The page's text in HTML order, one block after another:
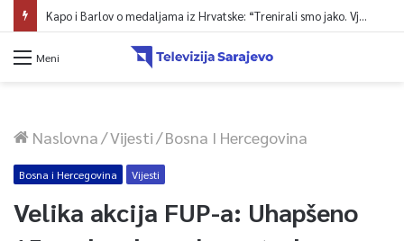
Kapo i Barlov o medaljama iz Hrvatske: “Trenirali smo jako. Vjerovali smo”
Meni
Naslovna/Vijesti/Bosna I Hercegovina
Bosna i Hercegovina Vijesti
Velika akcija FUP-a: Uhapšeno